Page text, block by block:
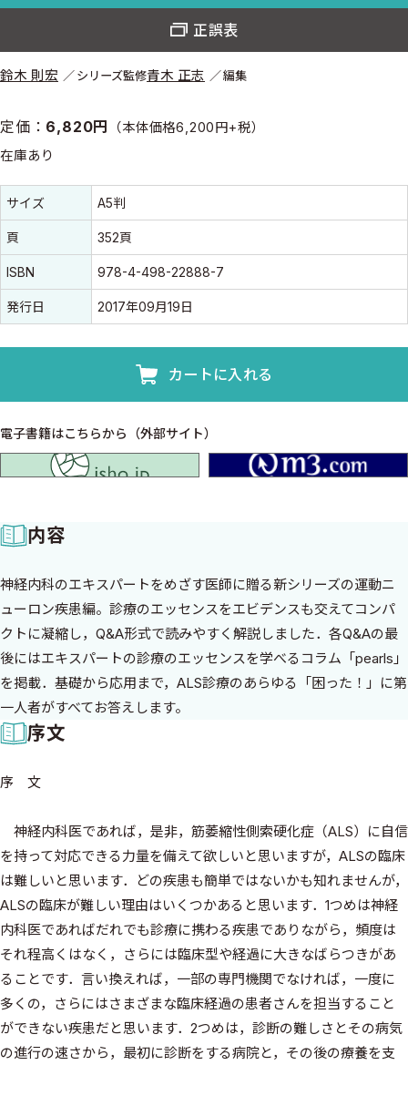
鈴木 則宏 シリーズ監修青木 正志 編集
定価： 6,820円 （本体価格6,200円+税）
在庫あり
書誌情報
書誌情報
サイズ A5判
頁 352頁
ISBN 978-4-498-22888-7
発行日 2017年09月19日
カートに入れる
電子書籍はこちらから（外部サイト）
正誤表
内容
神経内科のエキスパートをめざす医師に贈る新シリーズの運動ニ
ューロン疾患編。診療のエッセンスをエビデンスも交えてコンパ
クトに凝縮し，Q&A形式で読みやすく解説しました．各Q&Aの最
後にはエキスパートの診療のエッセンスを学べるコラム「pearls」
を掲載．基礎から応用まで，ALS診療のあらゆる「困った！」に第
一人者がすべてお答えします。
序文
序 文
神経内科医であれば，是非，筋萎縮性側索硬化症（ALS）に自信
を持って対応できる力量を備えて欲しいと思いますが，ALSの臨床
は難しいと思います．どの疾患も簡単ではないかも知れませんが，
ALSの臨床が難しい理由はいくつかあると思います．1つめは神経
内科医であればだれでも診療に携わる疾患でありながら，頻度は
それ程高くはなく，さらには臨床型や経過に大きなばらつきがあ
ることです．言い換えれば，一部の専門機関でなければ，一度に
多くの，さらにはさまざまな臨床経過の患者さんを担当すること
ができない疾患だと思います．2つめは，診断の難しさとその病気
の進行の速さから，最初に診断をする病院と，その後の療養を支